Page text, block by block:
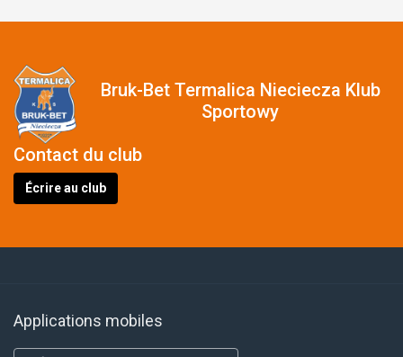
Bruk-Bet Termalica Nieciecza Klub
Sportowy
Contact du club
Écrire au club
Applications mobiles